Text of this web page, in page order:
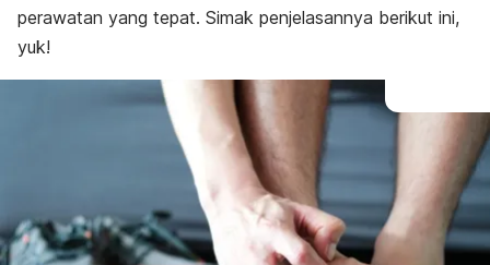
perawatan yang tepat. Simak penjelasannya berikut ini,
yuk!